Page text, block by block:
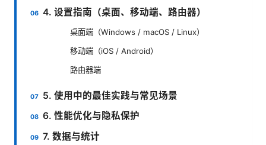
4. 设置指南（桌面、移动端、路由器）
桌面端（Windows / macOS / Linux）
移动端（iOS / Android）
路由器端
5. 使用中的最佳实践与常见场景
6. 性能优化与隐私保护
7. 数据与统计